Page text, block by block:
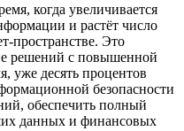
когда увеличивается
и растёт число
пространстве. Это
решений с повышенной
уже десять процентов
безопасности
обеспечить полный
данных и финансовых